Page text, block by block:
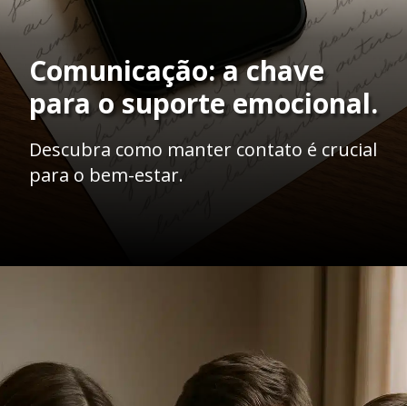
Comunicação: a chave
para o suporte emocional.
Descubra como manter contato é crucial
para o bem-estar.